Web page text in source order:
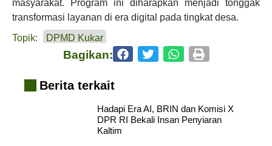
masyarakat. Program ini diharapkan menjadi tonggak
transformasi layanan di era digital pada tingkat desa.
Topik: DPMD Kukar
Bagikan:
Berita terkait
Hadapi Era AI, BRIN dan Komisi X
DPR RI Bekali Insan Penyiaran
Kaltim